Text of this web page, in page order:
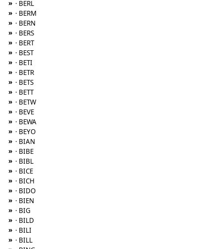
» · BERL
» · BERM
» · BERN
» · BERS
» · BERT
» · BEST
» · BETI
» · BETR
» · BETS
» · BETT
» · BETW
» · BEVE
» · BEWA
» · BEYO
» · BIAN
» · BIBE
» · BIBL
» · BICE
» · BICH
» · BIDO
» · BIEN
» · BIG
» · BILD
» · BILI
» · BILL